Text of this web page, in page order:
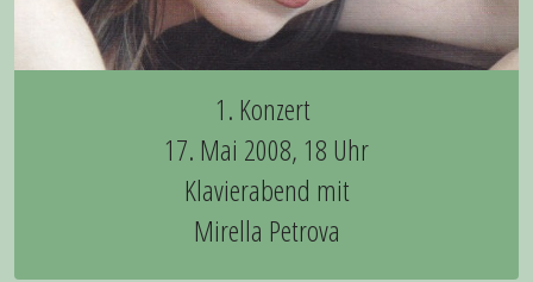
1. Konzert
17. Mai 2008, 18 Uhr
Klavierabend mit
Mirella Petrova